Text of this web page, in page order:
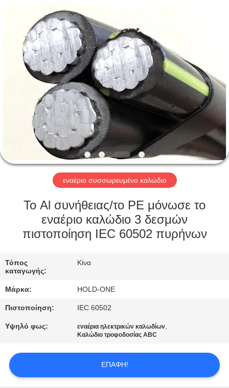
ΣΠΊΤΙ
ΠΡΟΪΌΝΤΑ
ΒΊΝΤΕΟ
ΠΕΡΊΠΟΥ
ΕΜΕΊΣ
ΓΎΡΟΣ
ΕΡΓΟΣΤΑΣΊΩΝ
ΈΛΕΓΧΟΣ
ΜΑΣ
ΕΛΆΤΕ
ΣΕ
ΕΠΑΦΉ
ΜΕ
Reserved.
εναέριο συσσωρευμένο καλώδιο
Το Al συνήθειας/το PE μόνωσε το
εναέριο καλώδιο 3 δεσμών
πιστοποίηση IEC 60502 πυρήνων
Τόπος
καταγωγής:
Κίνα
Μάρκα: HOLD-ONE
Πιστοποίηση: IEC 60502
Υψηλό φως: εναέρια ηλεκτρικών καλωδίων,
Καλώδιο τροφοδοσίας ABC
ΕΠΑΦΉ!